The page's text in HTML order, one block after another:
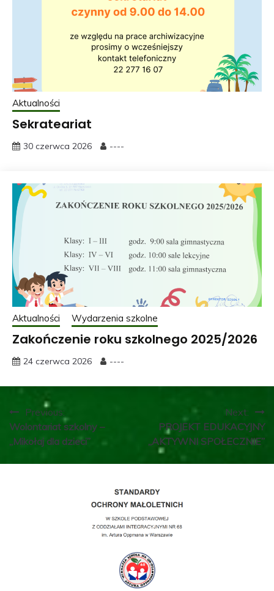
Aktualności
Sekrateariat
30 czerwca 2026 ----
Aktualności Wydarzenia szkolne
Zakończenie roku szkolnego 2025/2026
24 czerwca 2026 ----
Nawigacja
wpisu
Previous:
Wolontariat szkolny –
„Mikołaj dla dzieci”
Next:
PROJEKT EDUKACYJNY
„AKTYWNI SPOŁECZNIE”